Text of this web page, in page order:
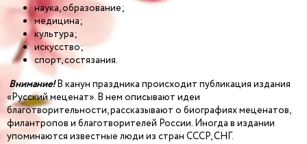
наука, образование;
медицина;
культура;
искусство;
спорт, состязания.
Внимание!В канун праздника происходит публикация издания
«Русский меценат». В нем описывают идеи
благотворительности, рассказывают о биографиях меценатов,
филантропов и благотворителей России. Иногда в издании
упоминаются известные люди из стран СССР, СНГ.